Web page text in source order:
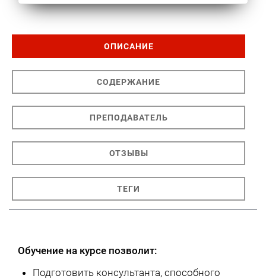
ОПИСАНИЕ
СОДЕРЖАНИЕ
ПРЕПОДАВАТЕЛЬ
ОТЗЫВЫ
ТЕГИ
Обучение на курсе позволит:
Подготовить консультанта, способного